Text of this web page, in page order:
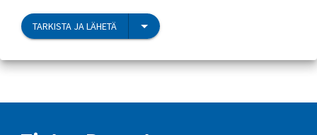
TARKISTA JA LÄHETÄ